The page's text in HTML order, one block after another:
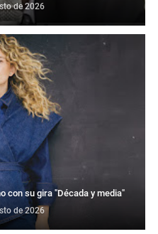
de 2026
con su gira "Década y media"
de 2026